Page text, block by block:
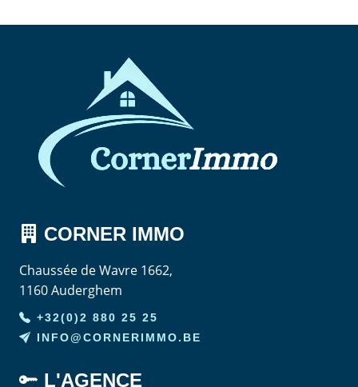
CORNER IMMO
Chaussée de Wavre 1662,
1160 Auderghem
+32(0)2 880 25 25
INFO@CORNERIMMO.BE
L'AGENCE